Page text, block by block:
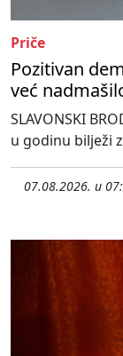
Priče
Pozitivan
već
SLAVONSKI
u godinu bilježi
07.08.2026. u